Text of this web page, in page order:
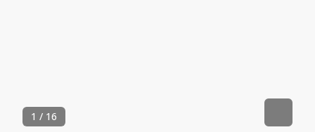
1 / 16